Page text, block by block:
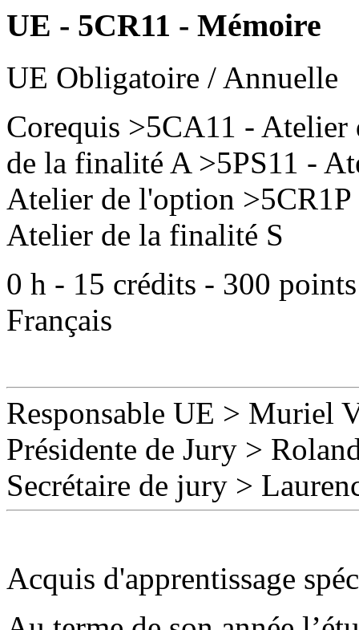
UE - 5CR11 - Mémoire
UE Obligatoire / Annuelle
Corequis >5CA11 - Atelier
de la finalité A >5PS11 -
Atelier de l'option
Atelier de la finalité S
0 h - 15 crédits - 300 points
Français
Responsable UE > Muriel
Présidente de Jury >
Secrétaire de jury >
Acquis d'apprentissage